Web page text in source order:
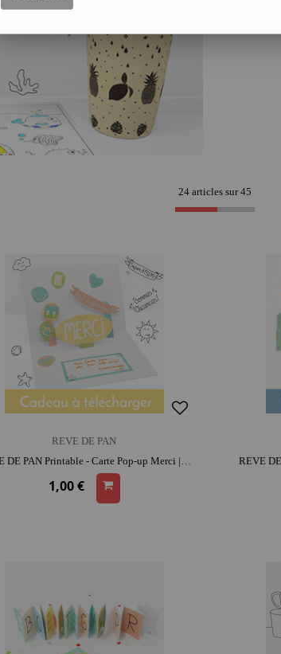
24 articles sur 45
REVE DE PAN
REVE DE PAN Printable - Carte Pop-up Merci | activité créative | moment convivial
1,00 €